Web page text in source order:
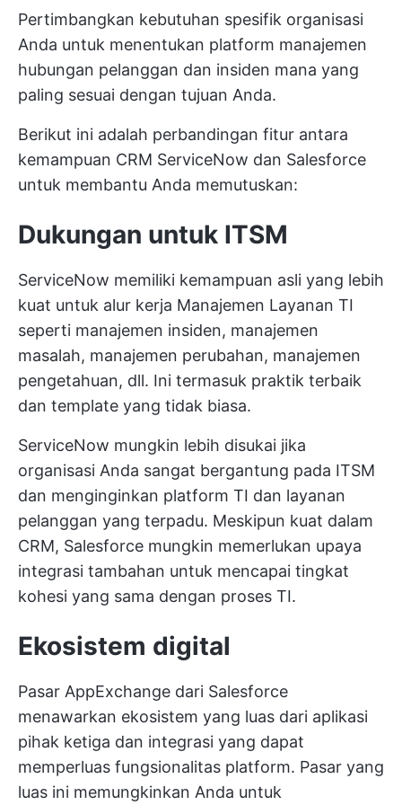
Pertimbangkan kebutuhan spesifik organisasi
Anda untuk menentukan platform manajemen
hubungan pelanggan dan insiden mana yang
paling sesuai dengan tujuan Anda.
Berikut ini adalah perbandingan fitur antara
kemampuan CRM ServiceNow dan Salesforce
untuk membantu Anda memutuskan:
Dukungan untuk ITSM
ServiceNow memiliki kemampuan asli yang lebih
kuat untuk alur kerja Manajemen Layanan TI
seperti manajemen insiden, manajemen
masalah, manajemen perubahan, manajemen
pengetahuan, dll. Ini termasuk praktik terbaik
dan template yang tidak biasa.
ServiceNow mungkin lebih disukai jika
organisasi Anda sangat bergantung pada ITSM
dan menginginkan platform TI dan layanan
pelanggan yang terpadu. Meskipun kuat dalam
CRM, Salesforce mungkin memerlukan upaya
integrasi tambahan untuk mencapai tingkat
kohesi yang sama dengan proses TI.
Ekosistem digital
Pasar AppExchange dari Salesforce
menawarkan ekosistem yang luas dari aplikasi
pihak ketiga dan integrasi yang dapat
memperluas fungsionalitas platform. Pasar yang
luas ini memungkinkan Anda untuk